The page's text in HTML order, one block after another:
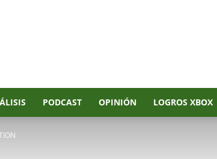
PODCAST OPINIÓN LOGROS XBOX